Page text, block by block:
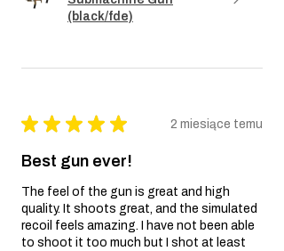
(black/fde)
★ ★ ★ ★ ★ 2 miesiące temu
Best gun ever!
The feel of the gun is great and high
quality. It shoots great, and the simulated
recoil feels amazing. I have not been able
to shoot it too much but I shot at least